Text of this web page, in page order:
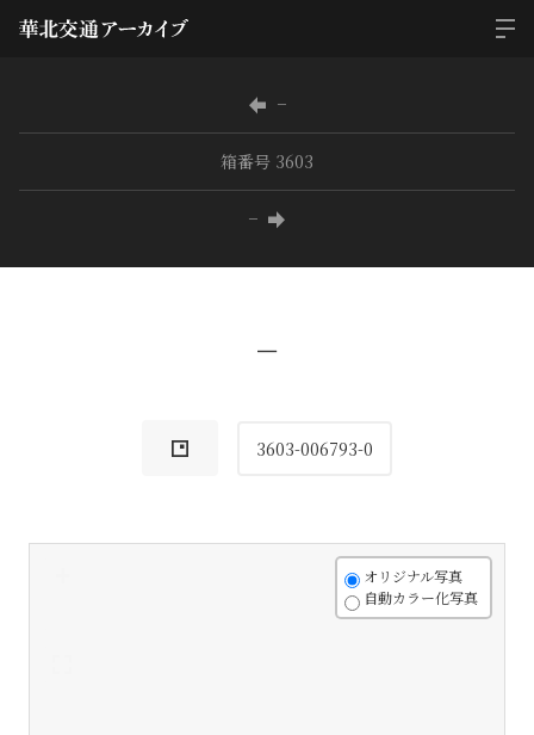
−
箱番号 3603
−
−
3603-006793-0
オリジナル写真
自動カラー化写真